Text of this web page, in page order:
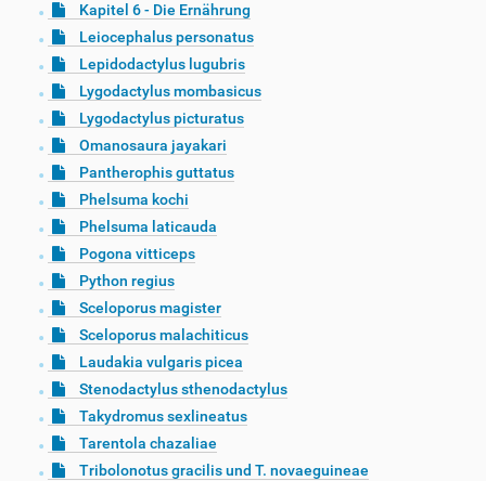
Kapitel 6 - Die Ernährung
Leiocephalus personatus
Lepidodactylus lugubris
Lygodactylus mombasicus
Lygodactylus picturatus
Omanosaura jayakari
Pantherophis guttatus
Phelsuma kochi
Phelsuma laticauda
Pogona vitticeps
Python regius
Sceloporus magister
Sceloporus malachiticus
Laudakia vulgaris picea
Stenodactylus sthenodactylus
Takydromus sexlineatus
Tarentola chazaliae
Tribolonotus gracilis und T. novaeguineae